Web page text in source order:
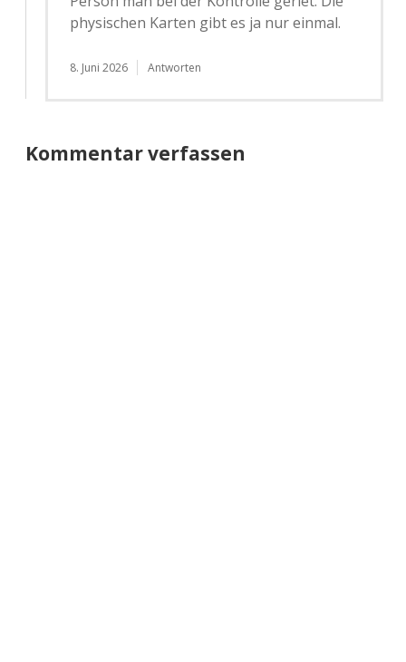
phy­si­schen Karten gibt es ja nur einmal.
8. Juni 2026 Antworten
Kommentar verfassen